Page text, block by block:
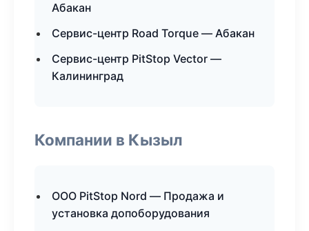
Абакан
Сервис-центр Road Torque — Абакан
Сервис-центр PitStop Vector —
Калининград
Компании в Кызыл
ООО PitStop Nord — Продажа и
установка допоборудования